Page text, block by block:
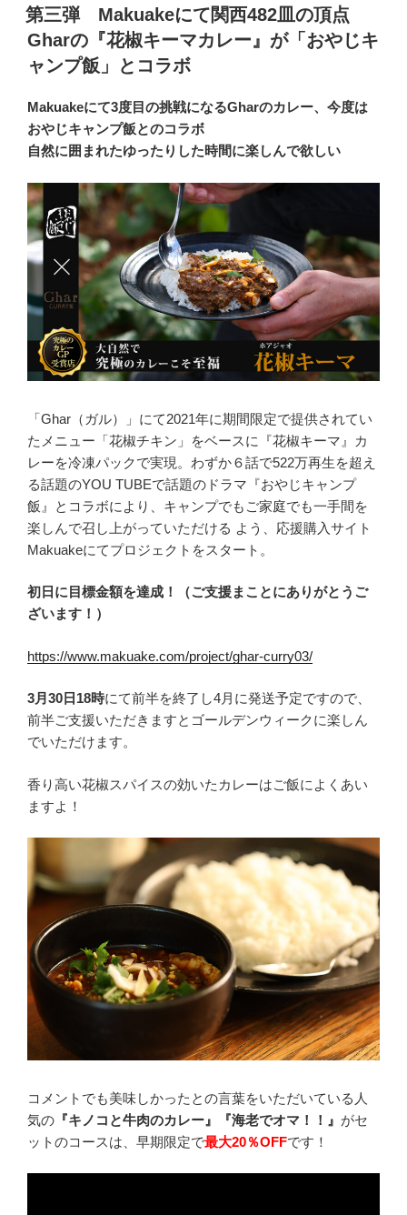
稿
日:
第三弾 Makuakeにて関西482皿の頂点
Gharの『花椒キーマカレー』が「おやじキ
ャンプ飯」とコラボ
Makuakeにて3度⽬の挑戦になるGharのカレー、今度は
おやじキャンプ飯とのコラボ
⾃然に囲まれたゆったりした時間に楽しんで欲しい
「Ghar（ガル）」にて2021年に期間限定で提供されてい
たメニュー「花椒チキン」をベースに『花椒キーマ』カ
レーを冷凍パックで実現。わずか６話で522万再⽣を超え
る話題のYOU TUBEで話題のドラマ『おやじキャンプ
飯』とコラボにより、キャンプでもご家庭でも⼀⼿間を
楽しんで召し上がっていただける よう、応援購⼊サイト
Makuakeにてプロジェクトをスタート。
初日に目標金額を達成！（ご支援まことにありがとうご
ざいます！）
https://www.makuake.com/project/ghar-curry03/
3⽉30⽇18時にて前半を終了し4⽉に発送予定ですので、
前半ご⽀援いただきますとゴールデンウィークに楽しん
でいただけます。
香り高い花椒スパイスの効いたカレーはご飯によくあい
ますよ！
コメントでも美味しかったとの言葉をいただいている人
気の 『キノコと牛肉のカレー』『海老でオマ！！』 がセ
ットのコースは、早期限定で最大20％OFFです！